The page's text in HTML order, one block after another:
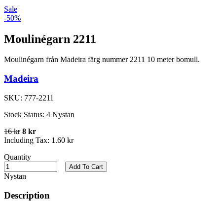
Sale
-50%
Moulinégarn 2211
Moulinégarn från Madeira färg nummer 2211 10 meter bomull.
Madeira
SKU: 777-2211
Stock Status: 4 Nystan
16 kr 8 kr
Including Tax: 1.60 kr
Quantity
Nystan
Add To Cart
Description